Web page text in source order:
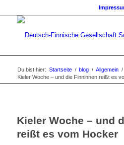
Du bist hier: Startseite / blog / Allgemein /
Kieler Woche – und die Finninnen reißt es
Kieler Woche – und
reißt es vom Hocker